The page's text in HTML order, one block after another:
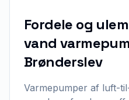
Fordele og
vand
Brønderslev
Varmepumper af luft-